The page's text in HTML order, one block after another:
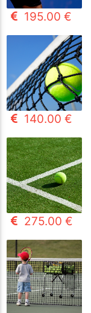
195.00 €
140.00 €
275.00 €